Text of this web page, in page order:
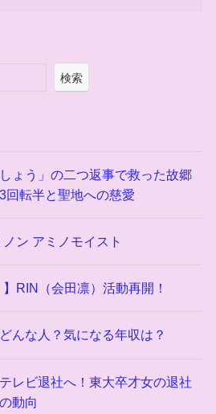
検索
ょう」の二つ返事で救った故郷
回転半と聖地への慈愛
ン アミノモイスト
RIN（会田凛）活動再開！
んな人？気になる年収は？
レビ退社へ！東大卒才女の退社
動向